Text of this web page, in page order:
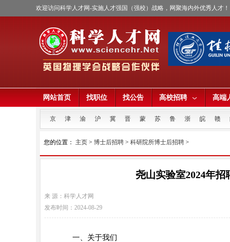
欢迎访问科学人才网-实施人才强国（强校）战略，网聚海内外优秀人才！
网站首页 找职位 找公告 高校招聘 高端
京 津 渝 沪 冀 晋 蒙 苏 鲁 浙 皖 赣
您的位置： 主页 > 博士后招聘 > 科研院所博士后招聘 >
尧山实验室2024年招
来 源：科学人才网
发布时间：2024-08-29
一、关于我们